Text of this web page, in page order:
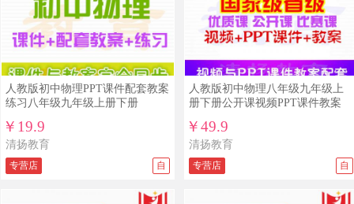
人教版初中物理PPT课件配套教案
练习八年级九年级上册下册
￥19.9
清扬教育
专营店 自
人教版初中物理八年级九年级上
册下册公开课视频PPT课件教案
￥49.9
清扬教育
专营店 自